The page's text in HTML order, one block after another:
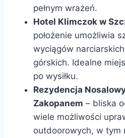
pełnym wrażeń.
Hotel Klimczok w
położenie umożliwia
wyciągów
górskich. Idealne
po wysiłku.
Rezydencja
Zakopanem – bliska
wiele możliwości
outdoorowych, w tym